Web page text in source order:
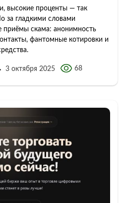
высокие проценты — так
за гладкими словами
приёмы скама: анонимность
фантомные котировки и
3 октября 2025 68